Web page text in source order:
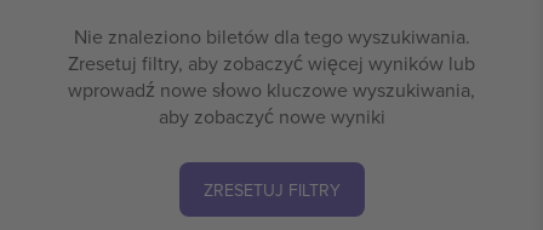
Nie znaleziono biletów dla tego wyszukiwania.
Zresetuj filtry, aby zobaczyć więcej wyników lub
wprowadź nowe słowo kluczowe wyszukiwania,
aby zobaczyć nowe wyniki
ZRESETUJ FILTRY